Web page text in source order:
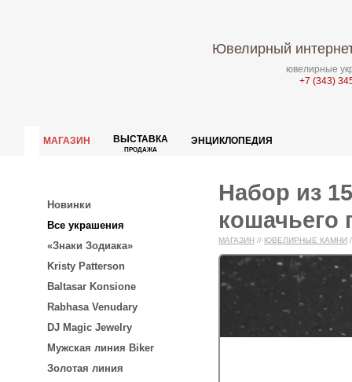
Ювелирный
ювелирные
+7 (343)
МАГАЗИН ВЫСТАВКА
ПРОДАЖА
ЭНЦИКЛОПЕДИЯ
Новинки
Все украшения
«Знаки Зодиака»
Kristy Patterson
Baltasar Konsione
Rabhasa Venudary
DJ Magic Jewelry
Мужская линия Biker
Золотая линия
Набор из
кошачьего
МАГАЗИН // ЮВЕЛИРНЫЕ КАМНИ